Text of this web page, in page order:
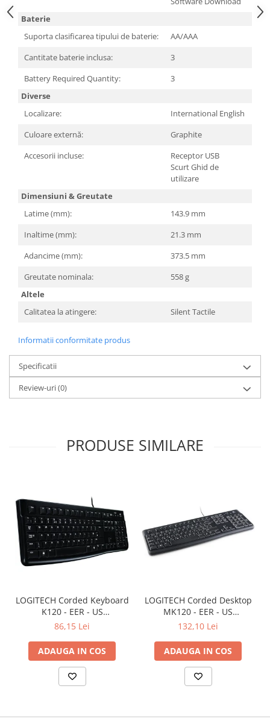
Televizoare & accesorii
Foto & Video
Cloud si Aplicatii SaaS
Sisteme Videoconferinta
Securitate Date
Baterie
Suporta clasificarea tipului de baterie:
AA/AAA
Cantitate baterie inclusa:
3
Battery Required Quantity:
3
Diverse
Localizare:
International English
Culoare externă:
Graphite
Accesorii incluse:
Receptor USB
Scurt Ghid de
utilizare
Dimensiuni & Greutate
Latime (mm):
143.9 mm
Inaltime (mm):
21.3 mm
Adancime (mm):
373.5 mm
Greutate nominala:
558 g
Altele
Calitatea la atingere:
Silent Tactile
Informatii conformitate produs
Specificatii
Review-uri(0)
PRODUSE SIMILARE
LOGITECH Corded Keyboard
K120 - EER - US
International layout
86,15 Lei
ADAUGA IN COS
LOGITECH Corded Desktop
MK120 - EER - US
International layout
132,10 Lei
ADAUGA IN COS